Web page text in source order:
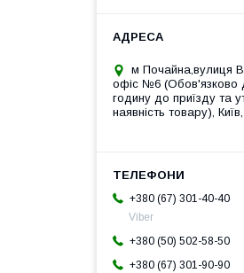
м Почайна,вулиця
офіс №6 (Обов'язково
годину до приїзду та
наявність товару),
+380 (67) 301-40-40
Viber
+380 (50) 502-58-50
+380 (67) 301-90-90